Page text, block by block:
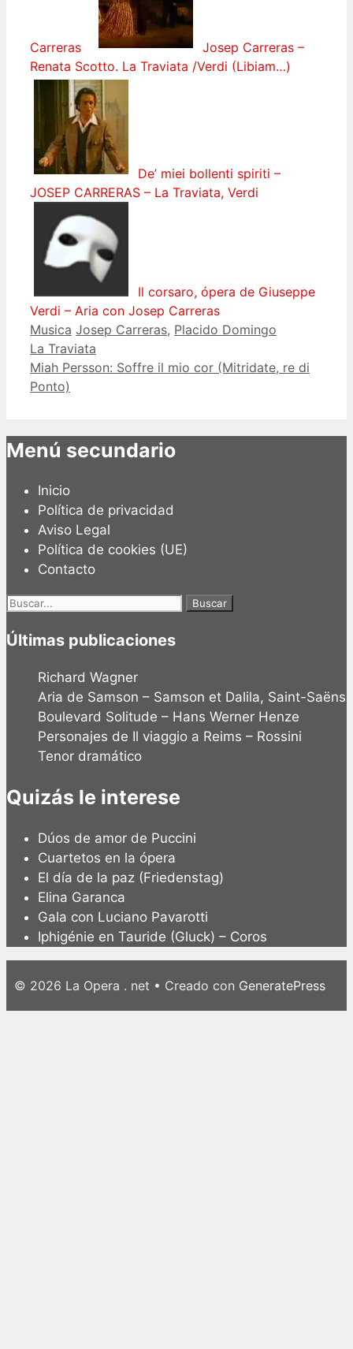
Carreras
Josep Carreras –
Renata Scotto. La Traviata /Verdi (Libiam…)
De’ miei bollenti spiriti –
JOSEP CARRERAS – La Traviata, Verdi
Il corsaro, ópera de Giuseppe
Verdi – Aria con Josep Carreras
Categorías
Musica Etiquetas
Josep Carreras, Placido Domingo
La Traviata
Miah Persson: Soffre il mio cor (Mitridate, re di
Ponto)
Menú secundario
Inicio
Política de privacidad
Aviso Legal
Política de cookies (UE)
Contacto
Buscar:
Últimas publicaciones
Richard Wagner
Aria de Samson – Samson et Dalila, Saint-Saëns
Boulevard Solitude – Hans Werner Henze
Personajes de Il viaggio a Reims – Rossini
Tenor dramático
Quizás le interese
Dúos de amor de Puccini
Cuartetos en la ópera
El día de la paz (Friedenstag)
Elina Garanca
Gala con Luciano Pavarotti
Iphigénie en Tauride (Gluck) – Coros
© 2026 La Opera . net • Creado con GeneratePress